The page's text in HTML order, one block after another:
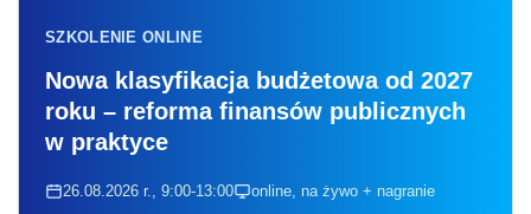
SZKOLENIE ONLINE
Nowa klasyfikacja budżetowa od 2027
roku – reforma finansów publicznych
w praktyce
26.08.2026 r., 9:00-13:00 online, na żywo + nagranie